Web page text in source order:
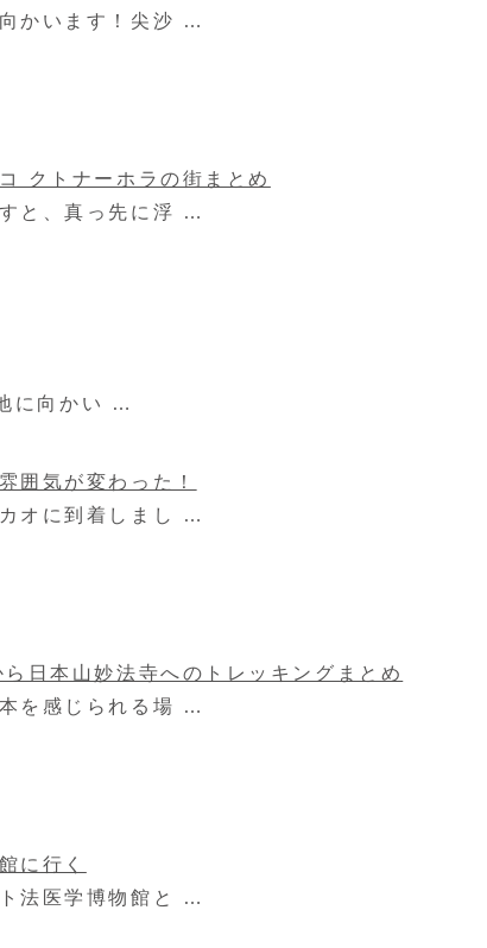
かいます！尖沙 …
クトナーホラの街まとめ
と、真っ先に浮 …
に向かい …
囲気が変わった！
オに到着しまし …
日本山妙法寺へのトレッキングまとめ
を感じられる場 …
に行く
法医学博物館と …